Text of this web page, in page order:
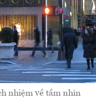
nhiệm về tầm nhìn